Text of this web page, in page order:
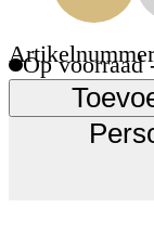
Op voorraad